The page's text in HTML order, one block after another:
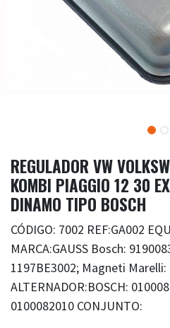
REGULADOR VW
KOMBI PIAGGIO 12 30
DINAMO TIPO BOSCH
CÓDIGO: 7002 REF:GA002
MARCA:GAUSS Bosch:
1197BE3002; Magneti Marelli:
ALTERNADOR:BOSCH:
0100082010 CONJUNTO: